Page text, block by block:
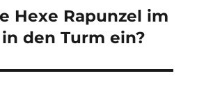
Hexe Rapunzel im
den Turm ein?